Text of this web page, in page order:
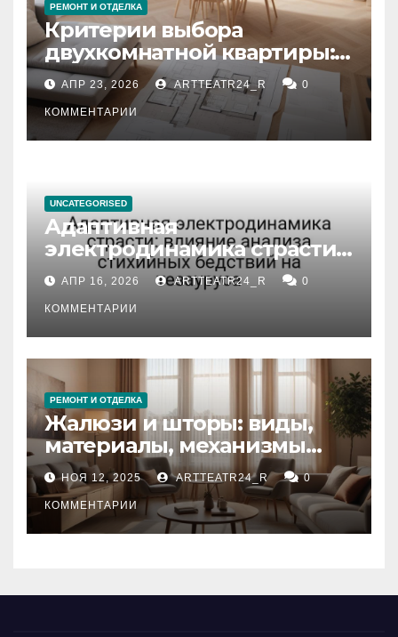
РЕМОНТ И ОТДЕЛКА
Критерии выбора
двухкомнатной квартиры:
планировка, площадь,
состояние и документация
АПР 23, 2026 ARTTEATR24_R 0
КОММЕНТАРИИ
UNCATEGORISED
Адаптивная
электродинамика страсти:
влияние анализа
стихийных бедствий на
тезауруса
АПР 16, 2026 ARTTEATR24_R 0
КОММЕНТАРИИ
РЕМОНТ И ОТДЕЛКА
Жалюзи и шторы: виды,
материалы, механизмы
управления и уход
НОЯ 12, 2025 ARTTEATR24_R 0
КОММЕНТАРИИ